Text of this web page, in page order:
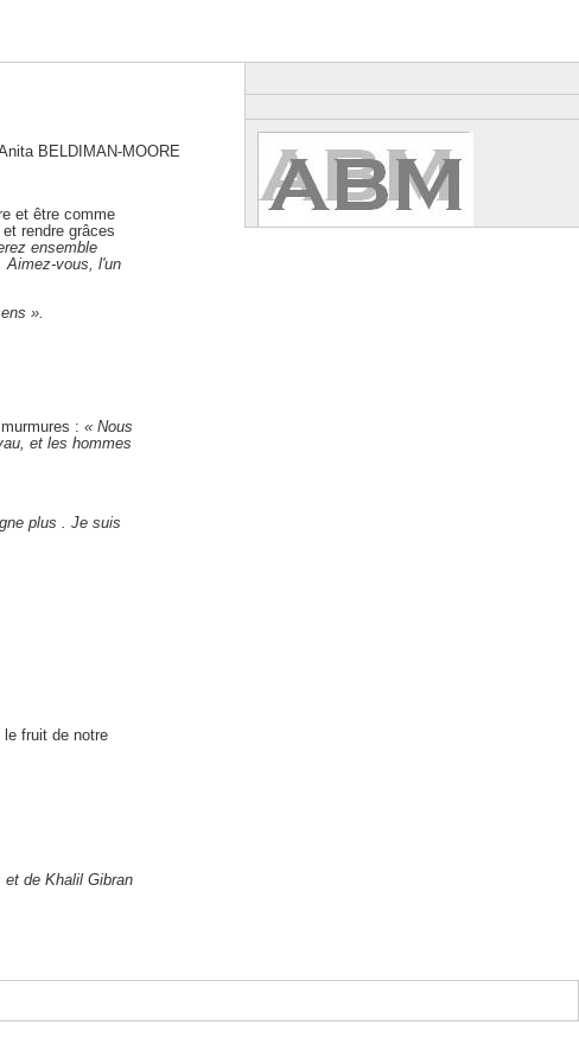
BELDIMAN-MOORE
et être comme
rendre grâces
ensemble
Aimez-vous, l'un
».
: « Nous
et les hommes
plus . Je suis
fruit de notre
et de Khalil Gibran